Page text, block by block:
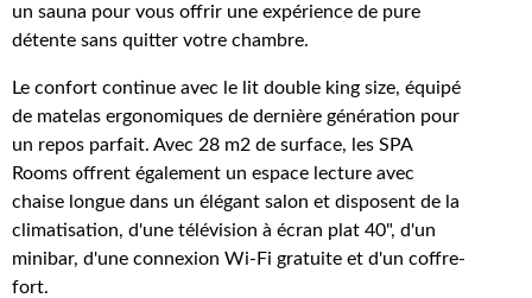
un sauna pour vous offrir une expérience de pure
détente sans quitter votre chambre.
Le confort continue avec le lit double king size, équipé
de matelas ergonomiques de dernière génération pour
un repos parfait. Avec 28 m2 de surface, les SPA
Rooms offrent également un espace lecture avec
chaise longue dans un élégant salon et disposent de la
climatisation, d'une télévision à écran plat 40", d'un
minibar, d'une connexion Wi-Fi gratuite et d'un coffre-
fort.